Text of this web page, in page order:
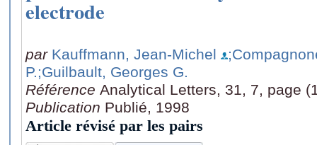
electrode
par Kauffmann, Jean-Michel
P.;Guilbault, Georges G.
Référence Analytical Letters, 31, 7, page
Publication Publié, 1998
Article révisé par les pairs